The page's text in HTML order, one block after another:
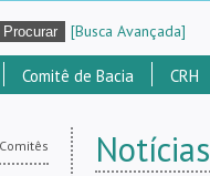
[Busca Avançada]
Comitê de Bacia CRH
Comitês